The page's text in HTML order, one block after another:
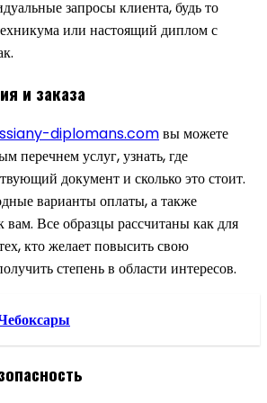
запросы клиента, будь то
или настоящий диплом с
и заказа
diplomans.comвы можете
перечнем услуг, узнать, где
документ и сколько это стоит.
варианты оплаты, а также
Все образцы рассчитаны как для
кто желает повысить свою
степень в области интересов.